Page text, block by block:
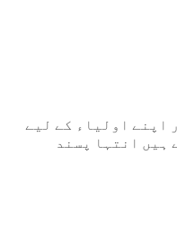
اپنے اولیاء کے لیے
ہیں انتہا پسند